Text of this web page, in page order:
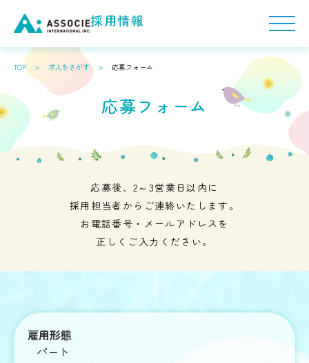
採用情報
TOP
アソシエを知る
アソシエの保育について
社内制度/福利厚生/サポート
社員インタビュー
施設ブログ
アソシエ日記
TOP > 求人をさがす > 応募フォーム
応募フォーム
応募後、2～3営業日以内に
採用担当者からご連絡いたします。
お電話番号・メールアドレスを
正しくご入力ください。
雇用形態